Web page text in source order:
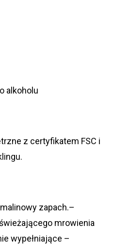
alkoholu
z certyfikatem FSC i
zapach.–
mrowienia
wypełniające –